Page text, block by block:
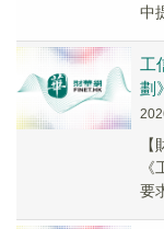
中
成
工
劃
要